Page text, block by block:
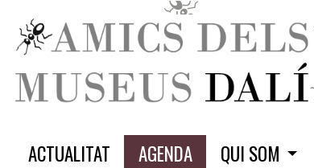
ACTUALITAT AGENDA QUI SOM